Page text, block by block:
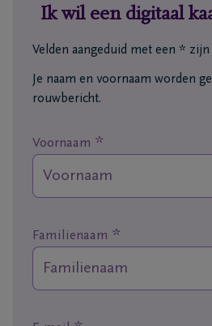
Uitvaart
We
Ik wil een digitaal
Velden aangeduid met een * zijn
Je naam en voornaam worden
rouwbericht.
Voornaam *
Familienaam *